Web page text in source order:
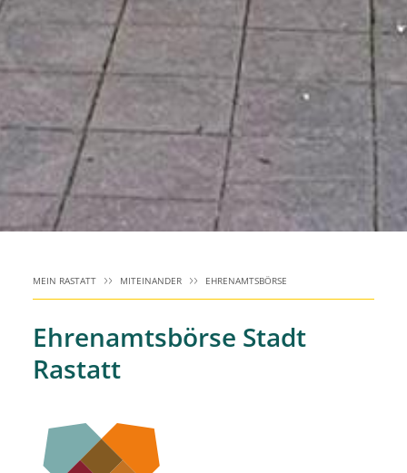
MEIN RASTATT MITEINANDER EHRENAMTSBÖRSE
Ehrenamtsbörse Stadt
Rastatt